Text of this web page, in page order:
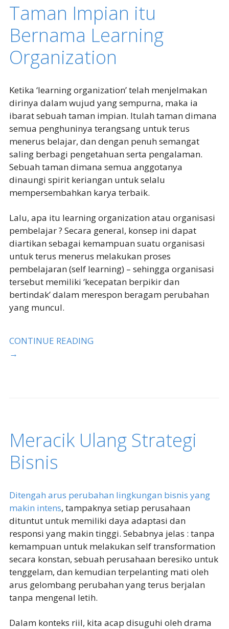
Taman Impian itu
Bernama Learning
Organization
Ketika ‘learning organization’ telah menjelmakan
dirinya dalam wujud yang sempurna, maka ia
ibarat sebuah taman impian. Itulah taman dimana
semua penghuninya terangsang untuk terus
menerus belajar, dan dengan penuh semangat
saling berbagi pengetahuan serta pengalaman.
Sebuah taman dimana semua anggotanya
dinaungi spirit keriangan untuk selalu
mempersembahkan karya terbaik.
Lalu, apa itu learning organization atau organisasi
pembelajar ? Secara general, konsep ini dapat
diartikan sebagai kemampuan suatu organisasi
untuk terus menerus melakukan proses
pembelajaran (self learning) – sehingga organisasi
tersebut memiliki ‘kecepatan berpikir dan
bertindak’ dalam merespon beragam perubahan
yang muncul.
CONTINUE READING
→
Meracik Ulang Strategi
Bisnis
Ditengah arus perubahan lingkungan bisnis yang
makin intens, tampaknya setiap perusahaan
dituntut untuk memiliki daya adaptasi dan
responsi yang makin tinggi. Sebabnya jelas : tanpa
kemampuan untuk melakukan self transformation
secara konstan, sebuah perusahaan beresiko untuk
tenggelam, dan kemudian terpelanting mati oleh
arus gelombang perubahan yang terus berjalan
tanpa mengenal letih.
Dalam konteks riil, kita acap disuguhi oleh drama